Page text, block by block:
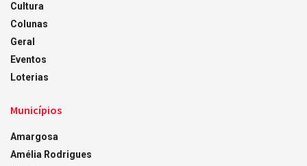
Cultura
Colunas
Geral
Eventos
Loterias
Municípios
Amargosa
Amélia Rodrigues